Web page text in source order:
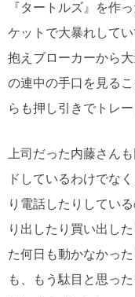
『タートルズ』を作
ケットで大暴れして
抱えブローカーから
の連中の手口を見る
らも押し引きでトレ
上司だった内藤さん
ドしているわけでな
り電話したりしてい
り出したり買い出し
た何日も動かなかっ
も、もう駄目と思っ